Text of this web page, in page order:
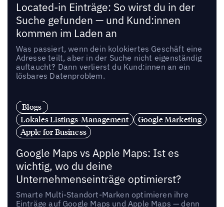
Located-in Einträge: So wirst du in der
Suche gefunden — und Kund:innen
kommen im Laden an
Was passiert, wenn dein kolokiertes Geschäft eine
Adresse teilt, aber in der Suche nicht eigenständig
auftaucht? Dann verlierst du Kund:innen an ein
lösbares Datenproblem.
Blogs
Lokales Listings-Management
Google Marketing
Apple for Business
Google Maps vs Apple Maps: Ist es
wichtig, wo du deine
Unternehmenseinträge optimierst?
Smarte Multi-Standort-Marken optimieren ihre
Einträge auf Google Maps und Apple Maps — denn